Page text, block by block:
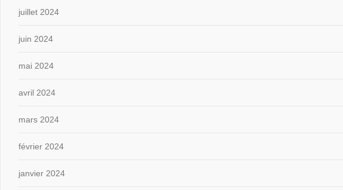
juillet 2024
juin 2024
mai 2024
avril 2024
mars 2024
février 2024
janvier 2024